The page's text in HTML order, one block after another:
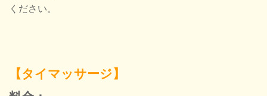
ください。
【タイマッサージ】